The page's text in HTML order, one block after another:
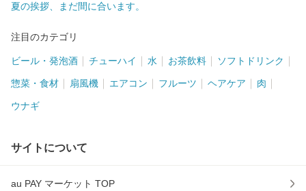
夏の挨拶、まだ間に合います。
注目のカテゴリ
ビール・発泡酒 チューハイ 水 お茶飲料 ソフトドリンク
惣菜・食材 扇風機 エアコン フルーツ ヘアケア 肉
ウナギ
サイトについて
au PAY マーケット TOP